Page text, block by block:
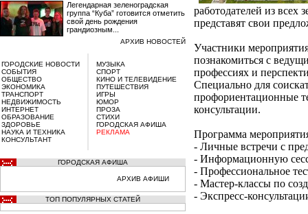
Легендарная зеленоградская
группа “Куба” готовится отметить
свой день рождения
грандиозным...
АРХИВ НОВОСТЕЙ
ГОРОДСКИЕ НОВОСТИ
СОБЫТИЯ
ОБЩЕСТВО
ЭКОНОМИКА
ТРАНСПОРТ
НЕДВИЖИМОСТЬ
ИНТЕРНЕТ
ОБРАЗОВАНИЕ
ЗДОРОВЬЕ
НАУКА И ТЕХНИКА
КОНСУЛЬТАНТ
МУЗЫКА
СПОРТ
КИНО И ТЕЛЕВИДЕНИЕ
ПУТЕШЕСТВИЯ
ИГРЫ
ЮМОР
ПРОЗА
СТИХИ
ГОРОДСКАЯ АФИША
РЕКЛАМА
ГОРОДСКАЯ АФИША
АРХИВ АФИШИ
ТОП ПОПУЛЯРНЫХ СТАТЕЙ
работодателей из всех
представят свои
Участники
познакомиться с
профессиях и
Специально для
профориентационные
консультации.
Программа
- Личные встречи с
- Информационную
- Профессиональное
- Мастер-классы по
- Экспресс-